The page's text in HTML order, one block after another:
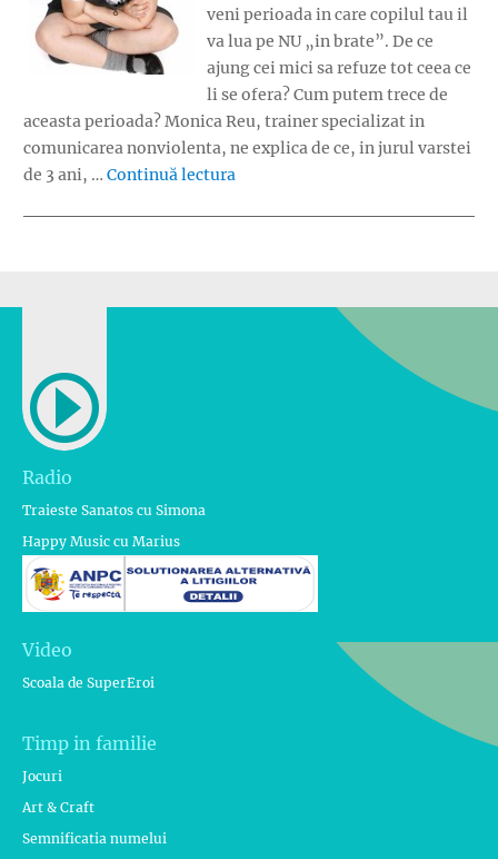
veni perioada in care copilul tau il
va lua pe NU „in brate”. De ce
ajung cei mici sa refuze tot ceea ce
li se ofera? Cum putem trece de
aceasta perioada? Monica Reu, trainer specializat in
comunicarea nonviolenta, ne explica de ce, in jurul varstei
de 3 ani, … Continuă lectura
Radio
Traieste Sanatos cu Simona
Happy Music cu Marius
Video
Scoala de SuperEroi
Timp in familie
Jocuri
Art & Craft
Semnificatia numelui